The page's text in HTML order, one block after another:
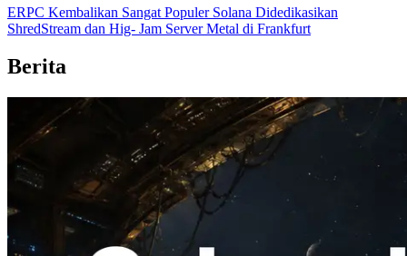
ERPC Kembalikan Sangat Populer Solana Didedikasikan
ShredStream dan Hig- Jam Server Metal di Frankfurt
Berita